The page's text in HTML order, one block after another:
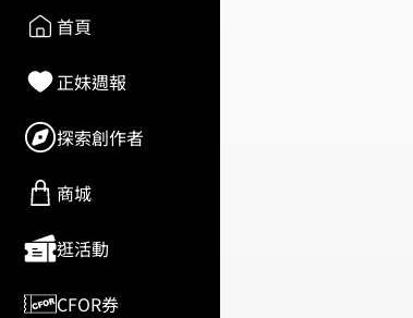
首頁
正妹週報
商城
逛活動
探索創作者
CFOR券